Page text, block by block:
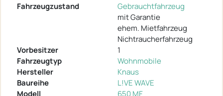
Fahrzeugzustand
Gebrauchtfahrzeug
mit Garantie
ehem. Mietfahrzeug
Nichtraucherfahrzeug
Vorbesitzer
1
Fahrzeugtyp
Wohnmobile
Hersteller
Knaus
Baureihe
L!VE WAVE
Modell
650 MF